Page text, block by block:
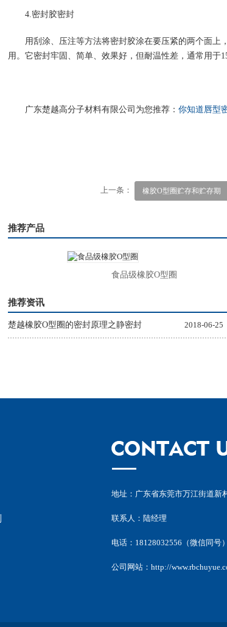
4.密封胶密封
用刮涂、压注等方法将密封胶涂在要压紧的两个面
用。它密封牢固、简单、效果好，但耐温性差，通常用于
广东楚越高分子材料有限公司为您推荐： 你知道唇型
上一条： 橡胶O型圈贮存和贮存期
推荐产品
食品级橡胶O型圈
推荐资讯
楚越橡胶O型圈的密封原理之静密封 2018-06-25
地址：广东省东莞市万江街道新
联系人：陆经理
电话：18128032556（微信同号）
公司网站： http://